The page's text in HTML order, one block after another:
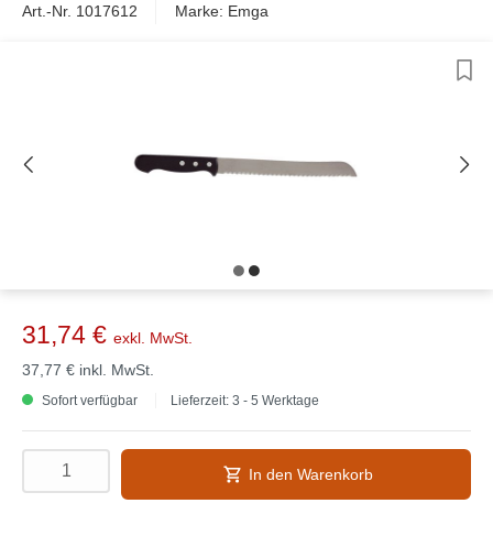
Art.-Nr. 1017612 Marke: Emga
31,74 € exkl. MwSt.
37,77 € inkl. MwSt.
Sofort verfügbar Lieferzeit: 3 - 5 Werktage
In den Warenkorb